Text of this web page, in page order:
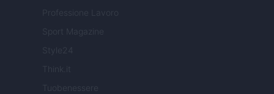
Professione Lavoro
Sport Magazine
Style24
Think.it
Tuobenessere